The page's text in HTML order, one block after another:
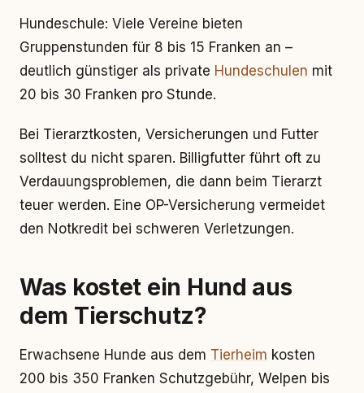
Hundeschule: Viele Vereine bieten
Gruppenstunden für 8 bis 15 Franken an –
deutlich günstiger als private Hundeschulen mit
20 bis 30 Franken pro Stunde.
Bei Tierarztkosten, Versicherungen und Futter
solltest du nicht sparen. Billigfutter führt oft zu
Verdauungsproblemen, die dann beim Tierarzt
teuer werden. Eine OP-Versicherung vermeidet
den Notkredit bei schweren Verletzungen.
Was kostet ein Hund aus
dem Tierschutz?
Erwachsene Hunde aus dem Tierheim kosten
200 bis 350 Franken Schutzgebühr, Welpen bis